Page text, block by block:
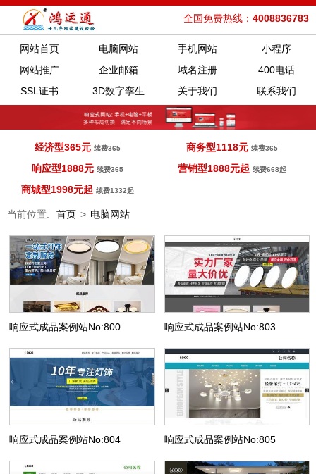
全国免费热线： 4008836783
网站首页 电脑网站 手机网站
小程序
网站推广
企业邮箱 域名注册
400电话
SSL证书
3D数字孪生 关于我们 联系我们
经济型365元 续费365 商务型1118元续费365
响应型1888元 续费365 营销型1888元起续费668起
商城型1998元起 续费1332起
当前位置: 首页 > 电脑网站
响应式成品案例站No:800 响应式成品案例站No:803
响应式成品案例站No:804 响应式成品案例站No:805